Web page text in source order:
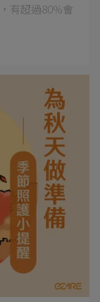
有超過80%會